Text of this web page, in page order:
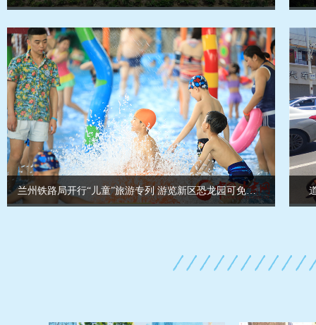
兰州铁路局开行“儿童”旅游专列 游览新区恐龙园可免费乘坐